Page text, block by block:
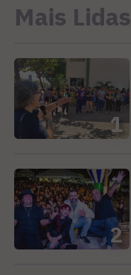
Mais Lidas
1
2